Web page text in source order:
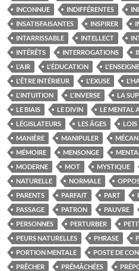
INCONNUE
INDIFFÉRENTES
INSATISFAISANTES
INSPIRER
INTARRISSABLE
INTELLECT
INTÉRÊTS
INTERROGATIONS
L'AIR
L'ÉDUCATION
L'ÊTRE INTÉRIEUR
L'EXUSE
L'INTUITION
L'INVERSE LA
LE BIAIS
LE DIVIN LE MENTAL
LÉGISLATEURS
LES ÂGES LOIS
MANIÈRE
MANIPULER
MÉMOIRE
MENSONGE
MODERNE
MOT MYSTIQUE
NATURELLE
NORMALE
PARENTS
PARFAIT PART
PASSAGE
PATRON PAUVRE
PERSONNES
PERTURBER
PEURS NATURELLES
PHRASE
PORTION MENTALE
POSTE DE
PRÊCHER
PRÉMÂCHÉES